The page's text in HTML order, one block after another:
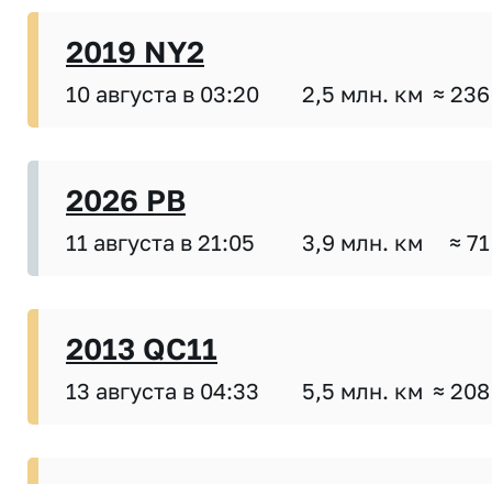
2019 NY2
10 августа в 03:20 2,5 млн. км ≈
2026 PB
11 августа в 21:05 3,9 млн. км ≈
2013 QC11
13 августа в 04:33 5,5 млн. км ≈